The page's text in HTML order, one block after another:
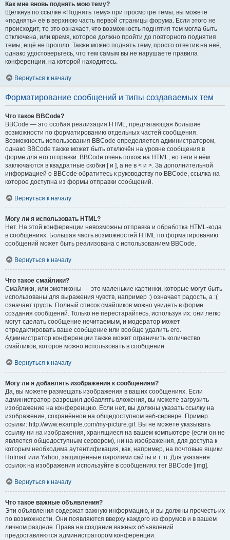
Как мне вновь поднять мою тему?
Щёлкнув по ссылке «Поднять тему» при просмотре темы, вы можете
«поднять» её в верхнюю часть первой страницы форума. Если этого не
происходит, то это означает, что возможность поднятия тем могла быть
отключена, или время, которое должно пройти до повторного поднятия
темы, ещё не прошло. Также можно поднять тему, просто ответив на неё,
однако удостоверьтесь, что тем самым вы не нарушаете правила
конференции, на которой находитесь.
Вернуться к началу
Форматирование сообщений и типы создаваемых тем
Что такое BBCode?
BBCode — это особая реализация HTML, предлагающая большие
возможности по форматированию отдельных частей сообщения.
Возможность использования BBCode определяется администратором,
однако BBCode также может быть отключён на уровне сообщения в
форме для его отправки. BBCode очень похож на HTML, но теги в нём
заключаются в квадратные скобки [ и ], а не в < и >. За дополнительной
информацией о BBCode обратитесь к руководству по BBCode, ссылка на
которое доступна из формы отправки сообщений.
Вернуться к началу
Могу ли я использовать HTML?
Нет. На этой конференции невозможны отправка и обработка HTML-кода
в сообщениях. Большая часть возможностей HTML по форматированию
сообщений может быть реализована с использованием BBCode.
Вернуться к началу
Что такое смайлики?
Смайлики, или эмотиконы — это маленькие картинки, которые могут быть
использованы для выражения чувств, например :) означает радость, а :(
означает грусть. Полный список смайликов можно увидеть в форме
создания сообщений. Только не перестарайтесь, используя их: они легко
могут сделать сообщение нечитаемым, и модератор может
отредактировать ваше сообщение или вообще удалить его.
Администратор конференции также может ограничить количество
смайликов, которое можно использовать в сообщении.
Вернуться к началу
Могу ли я добавлять изображения к сообщениям?
Да, вы можете размещать изображения в ваших сообщениях. Если
администратор разрешил добавлять вложения, вы можете загрузить
изображение на конференцию. Если нет, вы должны указать ссылку на
изображение, сохранённое на общедоступном веб-сервере. Пример
ссылки: http://www.example.com/my-picture.gif. Вы не можете указывать
ссылку ни на изображения, хранящиеся на вашем компьютере (если он не
является общедоступным сервером), ни на изображения, для доступа к
которым необходима аутентификация, как, например, на почтовые ящики
Hotmail или Yahoo, защищённые паролями сайты и т. п. Для указания
ссылок на изображения используйте в сообщениях тег BBCode [img].
Вернуться к началу
Что такое важные объявления?
Эти объявления содержат важную информацию, и вы должны прочесть их
по возможности. Они появляются вверху каждого из форумов и в вашем
личном разделе. Права на создание важных объявлений
предоставляются администратором конференции.